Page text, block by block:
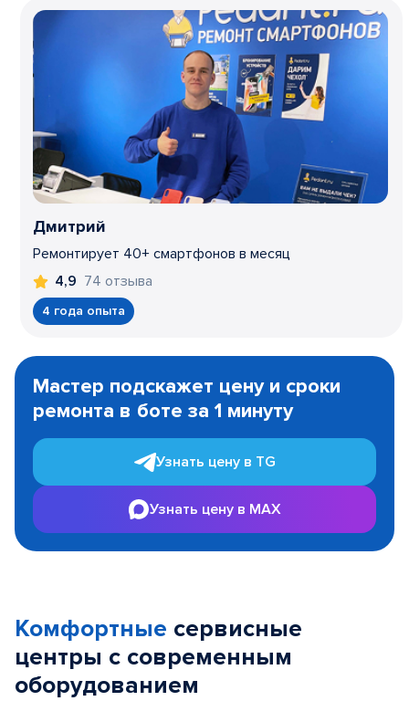
Дмитрий
Ремонтирует 40+ смартфонов в месяц
4,9 74 отзыва
4 года опыта
1
Мастер подскажет цену и сроки
ремонта в боте за 1 минуту
Узнать цену в TG
Узнать цену в MAX
Комфортные сервисные
центры с современным
оборудованием